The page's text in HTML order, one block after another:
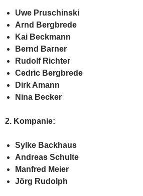
Uwe Pruschinski
Arnd Bergbrede
Kai Beckmann
Bernd Barner
Rudolf Richter
Cedric Bergbrede
Dirk Amann
Nina Becker
2. Kompanie:
Sylke Backhaus
Andreas Schulte
Manfred Meier
Jörg Rudolph